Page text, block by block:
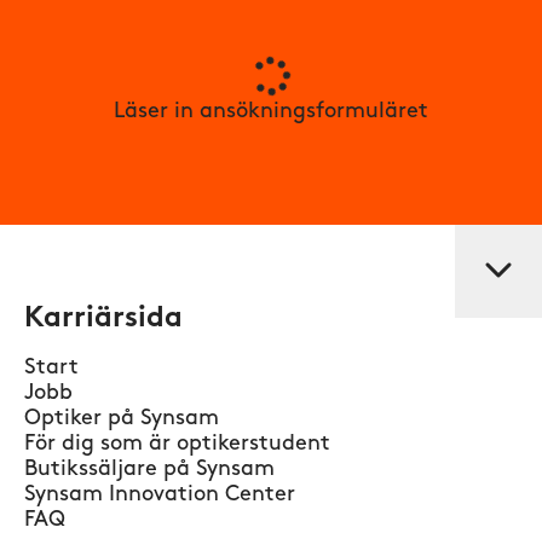
Läser in ansökningsformuläret
Karriärsida
Start
Jobb
Optiker på Synsam
För dig som är optikerstudent
Butikssäljare på Synsam
Synsam Innovation Center
FAQ